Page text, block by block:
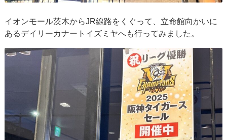
イオンモール茨木からJR線路をくぐって、立命館向かいに
あるデイリーカナートイズミヤへも行ってみました。